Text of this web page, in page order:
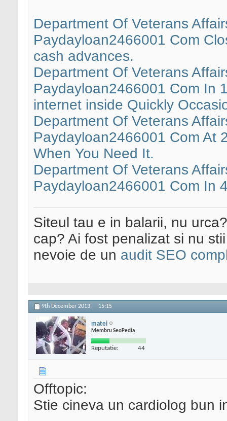
Department Of Veterans
Paydayloan2466001 Com
cash advances.
Department Of Veterans
Paydayloan2466001 Com In
internet inside Quickly
Department Of Veterans
Paydayloan2466001 Com At
When You Need It.
Department Of Veterans
Paydayloan2466001 Com In
Siteul tau e in balarii, nu
cap? Ai fost penalizat si nu
nevoie de un audit SEO
9th December 2013, 15:15
matei
Membru SeoPedia
Reputatie: 44
Offtopic:
Stie cineva un cardiolog bun